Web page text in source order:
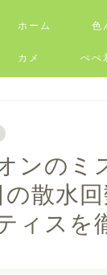
ホーム 色
カメ ぺぺ
ンのミ
の散水
ィスを